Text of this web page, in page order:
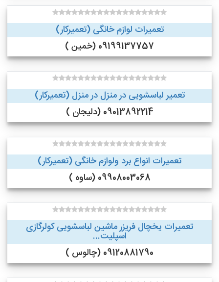
تعمیرات لوازم خانگی (تعمیرکار)
09199137757 (خمین )
تعمیر لباسشویی در منزل در منزل (تعمیرکار)
09013892214 (دلیجان )
تعمیرات انواع برد ولوازم خانگی (تعمیرکار)
09908003068 (ساوه )
تعمیرات یخچال فریزر ماشین لباسشویی کولرگازی
اسپلیت...
09120881790 (چالوس )